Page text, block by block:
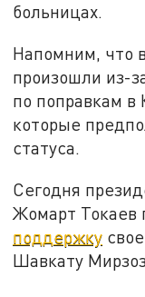
больницах.
Напомним, что
произошли из-
по поправкам в
которые
статуса.
Сегодня
Жомарт Токаев
поддержку
Шавкату